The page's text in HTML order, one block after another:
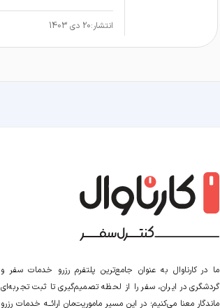
انتشار:20 دی 1403
ما در کارناوال به عنوان جامع‌ترین پلتفرم رزرو خدمات سفر و
گردشگری در ایران، سفر را از لحظه‌ تصمیم‌گیری تا ثبت تجربه‌ای
ماندگار معنا می‌کنیم؛ در این مسیر‍ ماموریت‌مان اراﺋــﻪ خدمات رزرو